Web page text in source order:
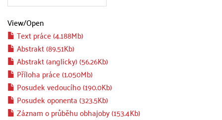
View/Open
Text práce (4.188Mb)
Abstrakt (89.51Kb)
Abstrakt (anglicky) (56.26Kb)
Příloha práce (1.050Mb)
Posudek vedoucího (190.0Kb)
Posudek oponenta (323.5Kb)
Záznam o průběhu obhajoby (153.4Kb)